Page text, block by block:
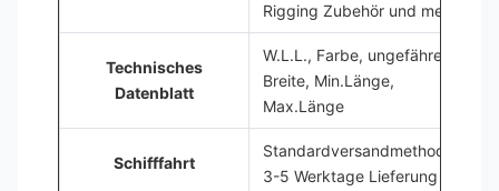
Rigging Zubehör und mehr
Technisches
Datenblatt
W.L.L., Farbe, ungefähre
Breite, Min.Länge,
Max.Länge
Schifffahrt
Standardversandmethoden,
3-5 Werktage Lieferung